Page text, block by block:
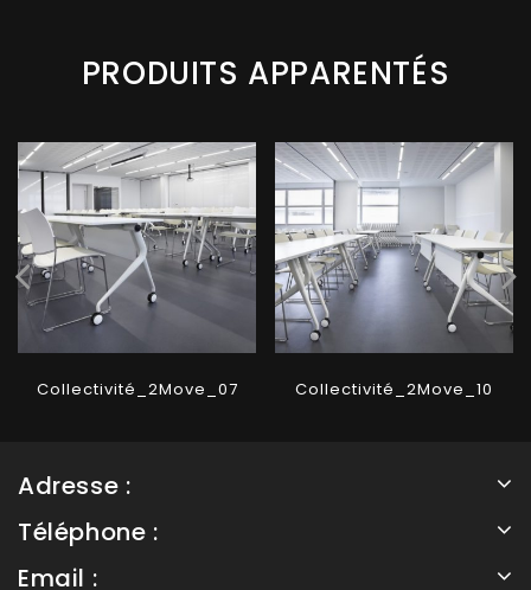
PRODUITS APPARENTÉS
Collectivité_2Move_07 Collectivité_2Move_10
Adresse :
Téléphone :
Email :